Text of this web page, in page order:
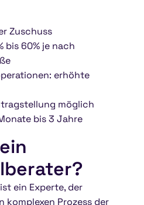
Zuschuss
bis 60% je nach
erhöhte
möglich
bis 3 Jahre
ein Experte, der
komplexen Prozess der